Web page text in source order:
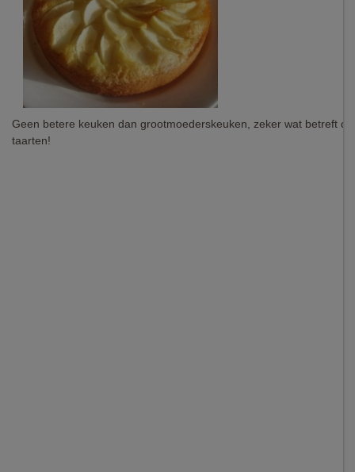
Geen betere keuken dan grootmoederskeuken, zeker wat betreft
taarten!